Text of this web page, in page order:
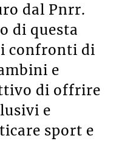
dal Pnrr.
di questa
confronti di
e
di offrire
e
sport e